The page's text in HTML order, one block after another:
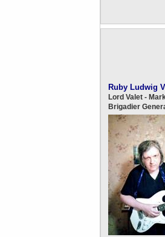
Ruby Ludwig
Lord Valet -
Brigadier